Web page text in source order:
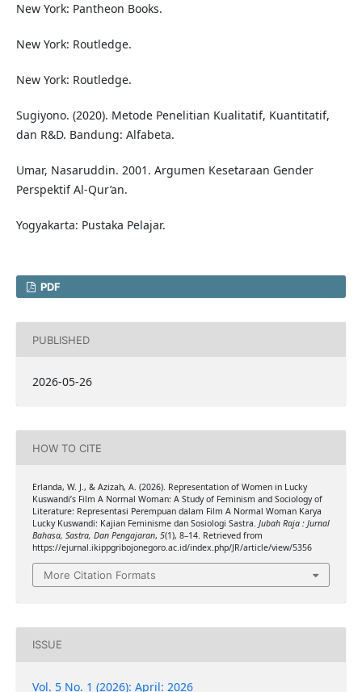
New York: Pantheon Books.
New York: Routledge.
New York: Routledge.
Sugiyono. (2020). Metode Penelitian Kualitatif, Kuantitatif,
dan R&D. Bandung: Alfabeta.
Umar, Nasaruddin. 2001. Argumen Kesetaraan Gender
Perspektif Al-Qur’an.
Yogyakarta: Pustaka Pelajar.
PDF
PUBLISHED
2026-05-26
HOW TO CITE
Erlanda, W. J., & Azizah, A. (2026). Representation of Women in Lucky
Kuswandi’s Film A Normal Woman: A Study of Feminism and Sociology of
Literature: Representasi Perempuan dalam Film A Normal Woman Karya
Lucky Kuswandi: Kajian Feminisme dan Sosiologi Sastra. Jubah Raja : Jurnal
Bahasa, Sastra, Dan Pengajaran, 5(1), 8–14. Retrieved from
https://ejurnal.ikippgribojonegoro.ac.id/index.php/JR/article/view/5356
More Citation Formats
ISSUE
Vol. 5 No. 1 (2026): April: 2026